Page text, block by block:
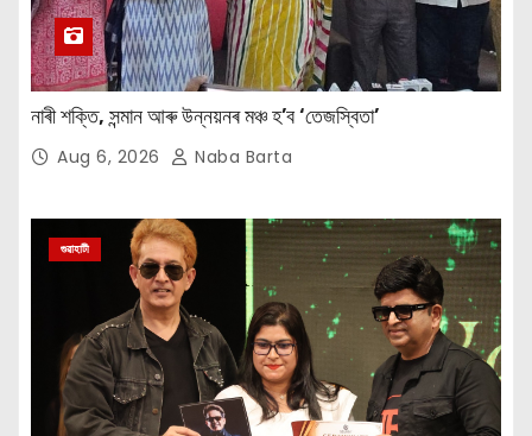
নাৰী শক্তি, সন্মান আৰু উন্নয়নৰ মঞ্চ হ’ব ‘তেজস্বিতা’
Aug 6, 2026 Naba Barta
গুৱাহাটী